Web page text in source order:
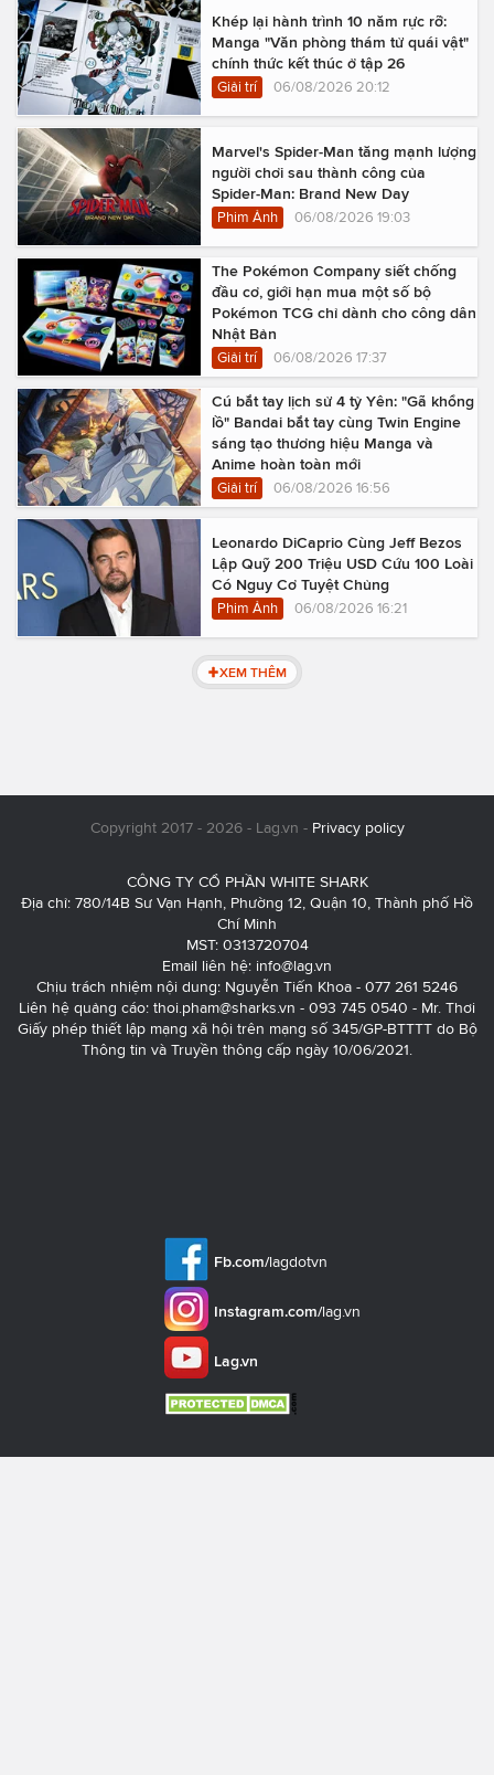
Khép lại hành trình 10 năm rực rỡ:
Manga "Văn phòng thám tử quái vật"
chính thức kết thúc ở tập 26
Giải trí 06/08/2026 20:12
Marvel's Spider-Man tăng mạnh lượng
người chơi sau thành công của
Spider-Man: Brand New Day
Phim Ảnh 06/08/2026 19:03
The Pokémon Company siết chống
đầu cơ, giới hạn mua một số bộ
Pokémon TCG chỉ dành cho công dân
Nhật Bản
Giải trí 06/08/2026 17:37
Cú bắt tay lịch sử 4 tỷ Yên: "Gã khổng
lồ" Bandai bắt tay cùng Twin Engine
sáng tạo thương hiệu Manga và
Anime hoàn toàn mới
Giải trí 06/08/2026 16:56
Leonardo DiCaprio Cùng Jeff Bezos
Lập Quỹ 200 Triệu USD Cứu 100 Loài
Có Nguy Cơ Tuyệt Chủng
Phim Ảnh 06/08/2026 16:21
XEM THÊM
Copyright 2017 - 2026 - Lag.vn - Privacy policy
CÔNG TY CỔ PHẦN WHITE SHARK
Địa chỉ: 780/14B Sư Vạn Hạnh, Phường 12, Quận 10, Thành phố Hồ
Chí Minh
MST: 0313720704
Email liên hệ: info@lag.vn
Chịu trách nhiệm nội dung: Nguyễn Tiến Khoa - 077 261 5246
Liên hệ quảng cáo: thoi.pham@sharks.vn - 093 745 0540 - Mr. Thơi
Giấy phép thiết lập mạng xã hội trên mạng số 345/GP-BTTTT do Bộ
Thông tin và Truyền thông cấp ngày 10/06/2021.
Fb.com/lagdotvn
Instagram.com/lag.vn
Lag.vn